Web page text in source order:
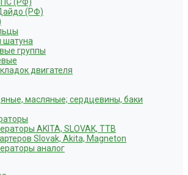
(РФ)
шатуна
группы
двигателя
масляные; сердцевины, баки
AKITA, SLOVAK, ТТВ
Slovak, Akita, Magneton
аналог